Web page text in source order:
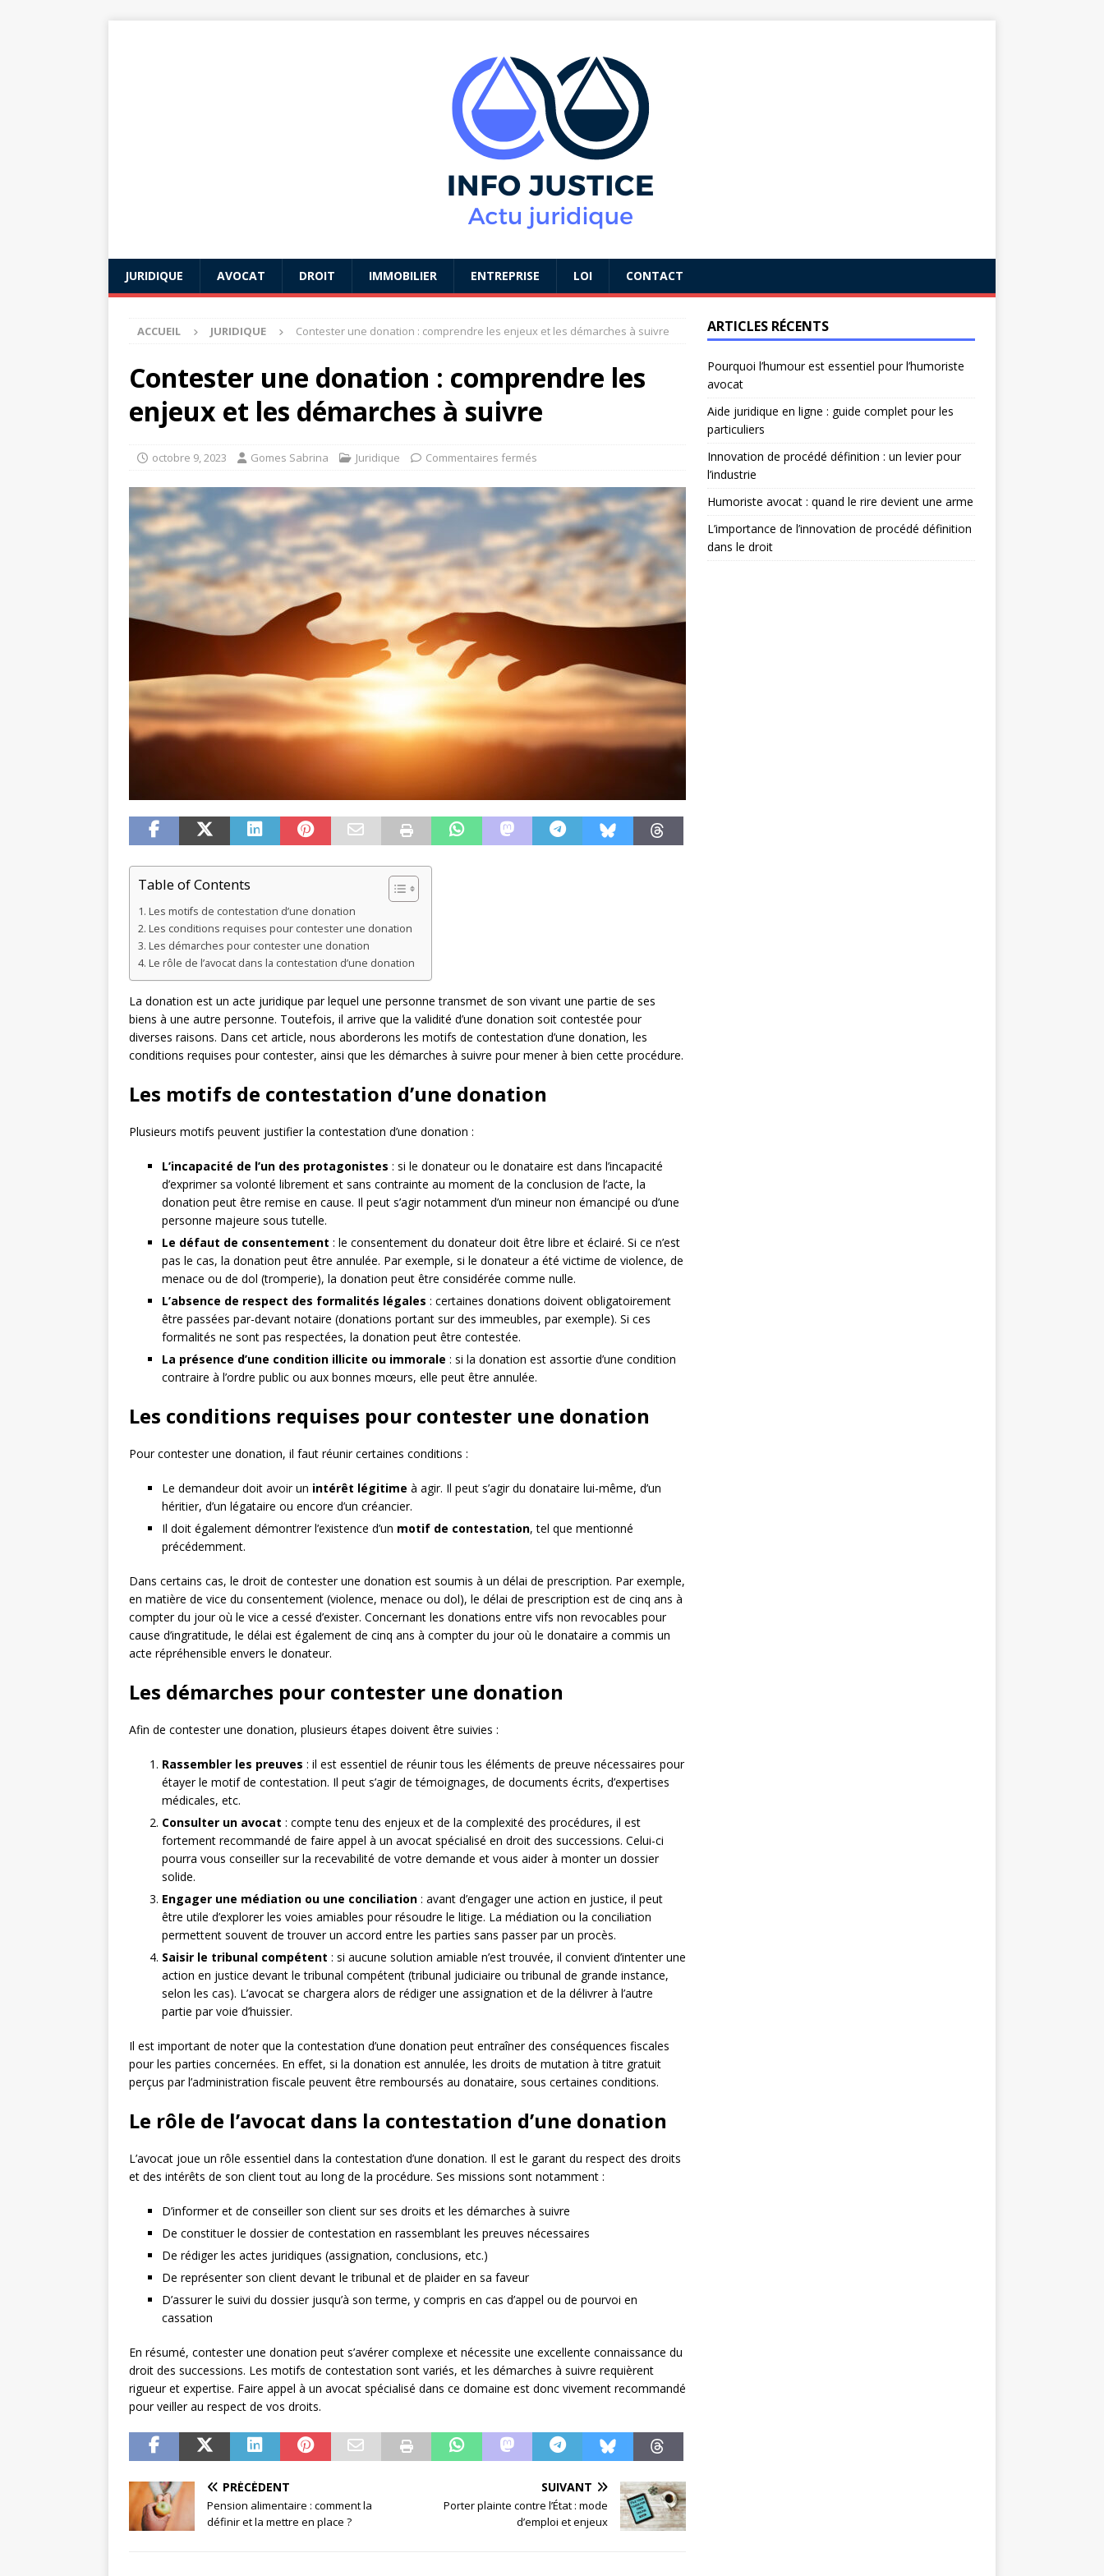
JURIDIQUE AVOCAT DROIT IMMOBILIER ENTREPRISE LOI CONTACT
ACCUEIL JURIDIQUE Contester une donation : comprendre les enjeux et les démarches à suivre
Contester une donation : comprendre les
enjeux et les démarches à suivre
octobre 9, 2023 Gomes Sabrina Juridique Commentaires fermés
Table of Contents
Les motifs de contestation d’une donation
Les conditions requises pour contester une donation
Les démarches pour contester une donation
Le rôle de l’avocat dans la contestation d’une donation
La donation est un acte juridique par lequel une personne transmet de son vivant une partie de ses
biens à une autre personne. Toutefois, il arrive que la validité d’une donation soit contestée pour
diverses raisons. Dans cet article, nous aborderons les motifs de contestation d’une donation, les
conditions requises pour contester, ainsi que les démarches à suivre pour mener à bien cette procédure.
Les motifs de contestation d’une donation
Plusieurs motifs peuvent justifier la contestation d’une donation :
L’incapacité de l’un des protagonistes : si le donateur ou le donataire est dans l’incapacité
d’exprimer sa volonté librement et sans contrainte au moment de la conclusion de l’acte, la
donation peut être remise en cause. Il peut s’agir notamment d’un mineur non émancipé ou d’une
personne majeure sous tutelle.
Le défaut de consentement : le consentement du donateur doit être libre et éclairé. Si ce n’est
pas le cas, la donation peut être annulée. Par exemple, si le donateur a été victime de violence, de
menace ou de dol (tromperie), la donation peut être considérée comme nulle.
L’absence de respect des formalités légales : certaines donations doivent obligatoirement
être passées par-devant notaire (donations portant sur des immeubles, par exemple). Si ces
formalités ne sont pas respectées, la donation peut être contestée.
La présence d’une condition illicite ou immorale : si la donation est assortie d’une condition
contraire à l’ordre public ou aux bonnes mœurs, elle peut être annulée.
Les conditions requises pour contester une donation
Pour contester une donation, il faut réunir certaines conditions :
Le demandeur doit avoir un intérêt légitime à agir. Il peut s’agir du donataire lui-même, d’un
héritier, d’un légataire ou encore d’un créancier.
Il doit également démontrer l’existence d’un motif de contestation, tel que mentionné
précédemment.
Dans certains cas, le droit de contester une donation est soumis à un délai de prescription. Par exemple,
en matière de vice du consentement (violence, menace ou dol), le délai de prescription est de cinq ans à
compter du jour où le vice a cessé d’exister. Concernant les donations entre vifs non revocables pour
cause d’ingratitude, le délai est également de cinq ans à compter du jour où le donataire a commis un
acte répréhensible envers le donateur.
Les démarches pour contester une donation
Afin de contester une donation, plusieurs étapes doivent être suivies :
Rassembler les preuves : il est essentiel de réunir tous les éléments de preuve nécessaires pour
étayer le motif de contestation. Il peut s’agir de témoignages, de documents écrits, d’expertises
médicales, etc.
Consulter un avocat : compte tenu des enjeux et de la complexité des procédures, il est
fortement recommandé de faire appel à un avocat spécialisé en droit des successions. Celui-ci
pourra vous conseiller sur la recevabilité de votre demande et vous aider à monter un dossier
solide.
Engager une médiation ou une conciliation : avant d’engager une action en justice, il peut
être utile d’explorer les voies amiables pour résoudre le litige. La médiation ou la conciliation
permettent souvent de trouver un accord entre les parties sans passer par un procès.
Saisir le tribunal compétent : si aucune solution amiable n’est trouvée, il convient d’intenter une
action en justice devant le tribunal compétent (tribunal judiciaire ou tribunal de grande instance,
selon les cas). L’avocat se chargera alors de rédiger une assignation et de la délivrer à l’autre
partie par voie d’huissier.
Il est important de noter que la contestation d’une donation peut entraîner des conséquences fiscales
pour les parties concernées. En effet, si la donation est annulée, les droits de mutation à titre gratuit
perçus par l’administration fiscale peuvent être remboursés au donataire, sous certaines conditions.
Le rôle de l’avocat dans la contestation d’une donation
L’avocat joue un rôle essentiel dans la contestation d’une donation. Il est le garant du respect des droits
et des intérêts de son client tout au long de la procédure. Ses missions sont notamment :
D’informer et de conseiller son client sur ses droits et les démarches à suivre
De constituer le dossier de contestation en rassemblant les preuves nécessaires
De rédiger les actes juridiques (assignation, conclusions, etc.)
De représenter son client devant le tribunal et de plaider en sa faveur
D’assurer le suivi du dossier jusqu’à son terme, y compris en cas d’appel ou de pourvoi en
cassation
En résumé, contester une donation peut s’avérer complexe et nécessite une excellente connaissance du
droit des successions. Les motifs de contestation sont variés, et les démarches à suivre requièrent
rigueur et expertise. Faire appel à un avocat spécialisé dans ce domaine est donc vivement recommandé
pour veiller au respect de vos droits.
PRÉCÉDENT
Pension alimentaire : comment la
définir et la mettre en place ?
SUIVANT
Porter plainte contre l’État : mode
d’emploi et enjeux
ARTICLES RÉCENTS
Pourquoi l’humour est essentiel pour l’humoriste
avocat
Aide juridique en ligne : guide complet pour les
particuliers
Innovation de procédé définition : un levier pour
l’industrie
Humoriste avocat : quand le rire devient une arme
L’importance de l’innovation de procédé définition
dans le droit